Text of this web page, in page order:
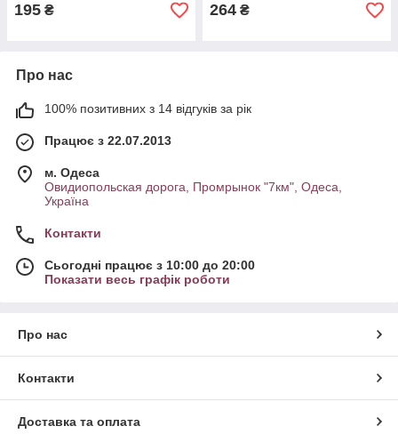
195 ₴ 264 ₴
Про нас
100% позитивних з 14 відгуків за рік
Працює з 22.07.2013
м. Одеса
Овидиопольская дорога, Промрынок "7км", Одеса,
Україна
Контакти
Сьогодні працює з 10:00 до 20:00
Показати весь графік роботи
Про нас
Контакти
Доставка та оплата